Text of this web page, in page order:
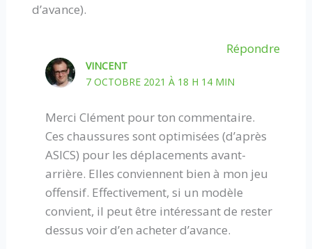
d’avance).
Répondre
VINCENT
7 OCTOBRE 2021 À 18 H 14 MIN
Merci Clément pour ton commentaire.
Ces chaussures sont optimisées (d’après
ASICS) pour les déplacements avant-
arrière. Elles conviennent bien à mon jeu
offensif. Effectivement, si un modèle
convient, il peut être intéressant de rester
dessus voir d’en acheter d’avance.